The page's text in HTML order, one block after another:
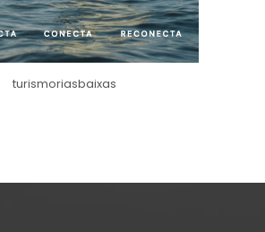
turismoriasbaixas